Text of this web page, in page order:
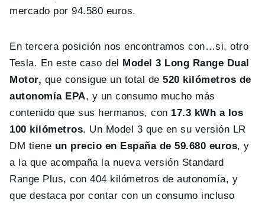
mercado por 94.580 euros.
En tercera posición nos encontramos con…si, otro
Tesla. En este caso del
Model 3 Long Range Dual
Motor, que consigue un total de520 kilómetros de
autonomía EPA, y un consumo mucho más
contenido que sus hermanos, con 17.3 kWh a los
100 kilómetros. Un Model 3 que en su versión LR
DM tiene un precio en España de 59.680 euros, y
a la que acompaña la nueva versión Standard
Range Plus, con 404 kilómetros de autonomía, y
que destaca por contar con un consumo incluso